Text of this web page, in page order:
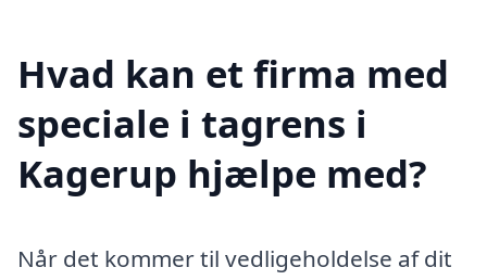
Hvad kan et firma med
speciale i tagrens i
Kagerup hjælpe med?
Når det kommer til vedligeholdelse af dit